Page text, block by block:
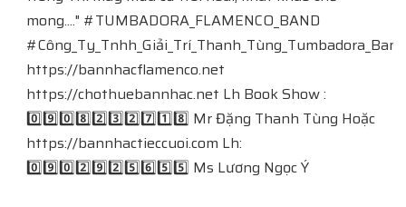
mong...." #TUMBADORA_FLAMENCO_BAND​​​​
#Công_Ty_Tnhh_Giải_Trí_Thanh_Tùng_Tumbadora_Band​​​​
https://bannhacflamenco.net​​​​
https://chothuebannhac.net​​​​ Lh Book Show :
0️⃣9️⃣0️⃣8️⃣2️⃣3️⃣2️⃣7️⃣1️⃣8️⃣ Mr Đặng Thanh Tùng Hoặc
https://bannhactieccuoi.com​​​​ Lh:
0️⃣9️⃣0️⃣2️⃣9️⃣2️⃣5️⃣6️⃣5️⃣5️⃣ Ms Lương Ngọc Ý